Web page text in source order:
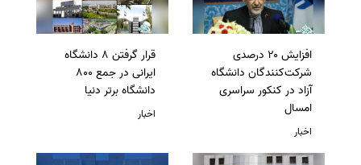
افزایش ۲۰ درصدی
شرکت‌کنندگان دانشگاه
آزاد در کنکور سراسری
امسال
اخبار
قرار گرفتن 8 دانشگاه
ایرانی در جمع 800
دانشگاه برتر دنیا
اخبار